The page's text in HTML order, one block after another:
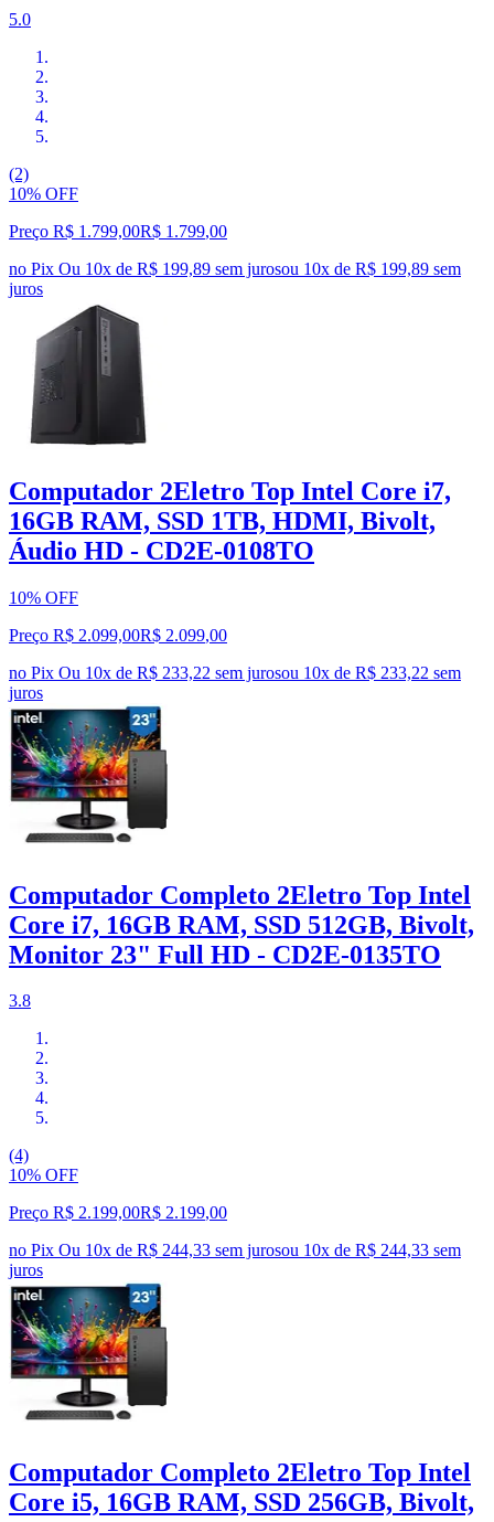
5.0
(2)
10% OFF
Preço R$ 1.799,00R$ 1.799,00
no Pix Ou 10x de R$ 199,89 sem jurosou 10x de R$ 199,89 sem
juros
Computador 2Eletro Top Intel Core i7,
16GB RAM, SSD 1TB, HDMI, Bivolt,
Áudio HD - CD2E-0108TO
10% OFF
Preço R$ 2.099,00R$ 2.099,00
no Pix Ou 10x de R$ 233,22 sem jurosou 10x de R$ 233,22 sem
juros
Computador Completo 2Eletro Top Intel
Core i7, 16GB RAM, SSD 512GB, Bivolt,
Monitor 23" Full HD - CD2E-0135TO
3.8
(4)
10% OFF
Preço R$ 2.199,00R$ 2.199,00
no Pix Ou 10x de R$ 244,33 sem jurosou 10x de R$ 244,33 sem
juros
Computador Completo 2Eletro Top Intel
Core i5, 16GB RAM, SSD 256GB, Bivolt,